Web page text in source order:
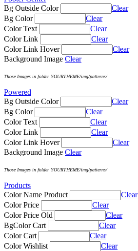
Bg Outside Color
Clear
Bg Color
Clear
Color Text
Clear
Color Link
Clear
Color Link Hover
Clear
Background Image Clear
Those Images in folder YOURTHEME/img/patterns/
Powered
Bg Outside Color
Clear
Bg Color
Clear
Color Text
Clear
Color Link
Clear
Color Link Hover
Clear
Background Image Clear
Those Images in folder YOURTHEME/img/patterns/
Products
Color Name Product
Clear
Color Price
Clear
Color Price Old
Clear
BgColor Cart
Clear
Color Cart
Clear
Color Wishlist
Clear